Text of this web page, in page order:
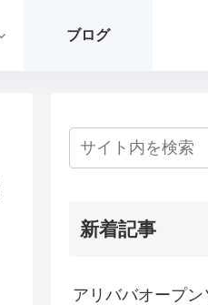
ブログ
新着記事
アリババオープ